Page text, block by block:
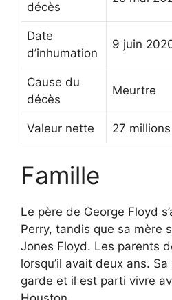
décès
Date
d’inhumation
9 juin
Cause du
décès
Meurtre
Valeur nette 27
Famille
Le père de George Floyd
Perry, tandis que sa mère
Jones Floyd. Les parents
lorsqu’il avait deux ans.
garde et il est parti vivre